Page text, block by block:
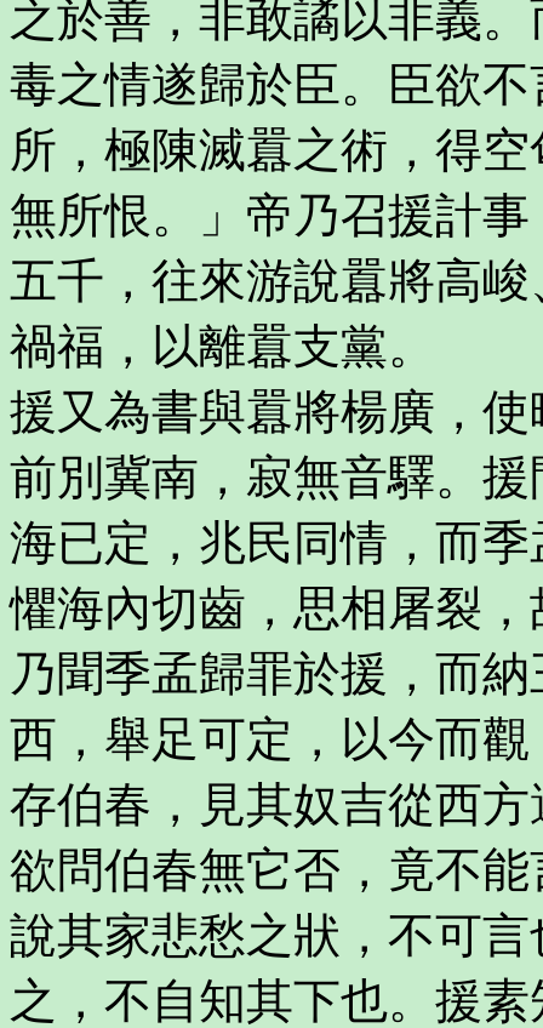
之於善，非敢譎以非義
毒之情遂歸於臣。臣欲
所，極陳滅囂之術，得
無所恨。」帝乃召援計
五千，往來游說囂將高
禍福，以離囂支黨。
援又為書與囂將楊廣，
前別冀南，寂無音驛。
海已定，兆民同情，而
懼海內切齒，思相屠裂
乃聞季孟歸罪於援，而
西，舉足可定，以今而
存伯春，見其奴吉從西
欲問伯春無它否，竟不
說其家悲愁之狀，不可
之，不自知其下也。援